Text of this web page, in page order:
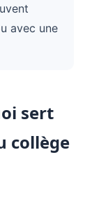
avec une
sert
collège